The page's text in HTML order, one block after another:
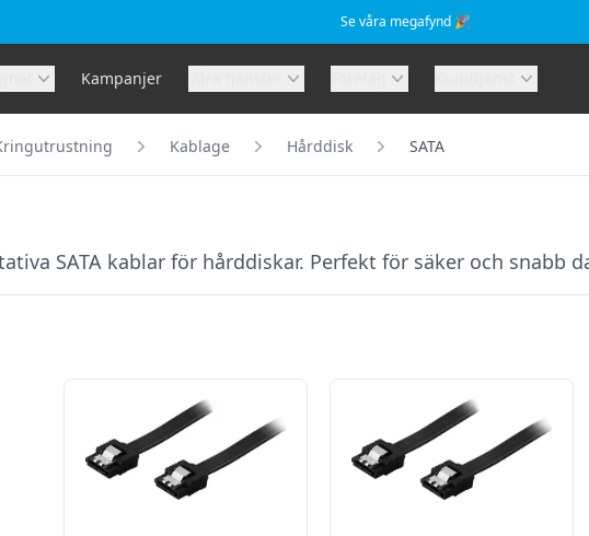
Se våra megafynd 🎉
Kampanjer
Kablage Hårddisk SATA
SATA kablar för hårddiskar. Perfekt för säker och snabb
Produkter